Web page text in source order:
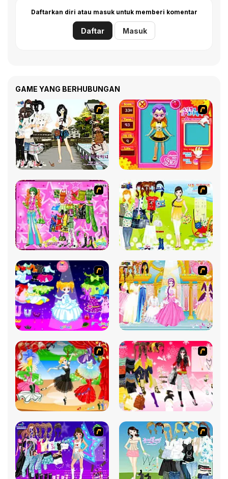
Daftarkan diri atau masuk untuk memberi komentar
Daftar Masuk
GAME YANG BERHUBUNGAN